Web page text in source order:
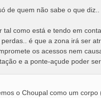
de quem não sabe o que diz..
tal como está e tendo em
é que a zona irá ser
os acessos nem
e a ponte-açude poder
o Choupal como um